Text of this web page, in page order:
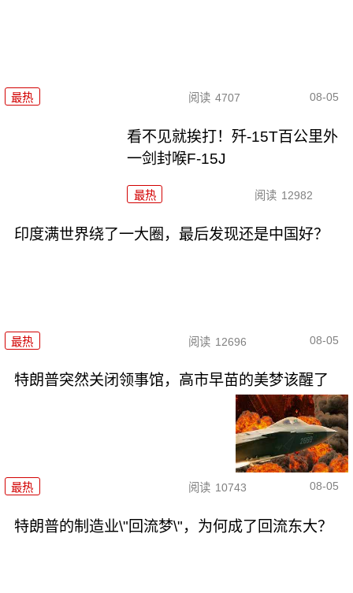
最热 阅读 4707 08-05
看不见就挨打！歼-15T百公里外
一剑封喉F-15J
最热 阅读 12982
印度满世界绕了一大圈，最后发现还是中国好？
最热 阅读 12696 08-05
特朗普突然关闭领事馆，高市早苗的美梦该醒了
最热 阅读 10743 08-05
特朗普的制造业\"回流梦\"，为何成了回流东大？